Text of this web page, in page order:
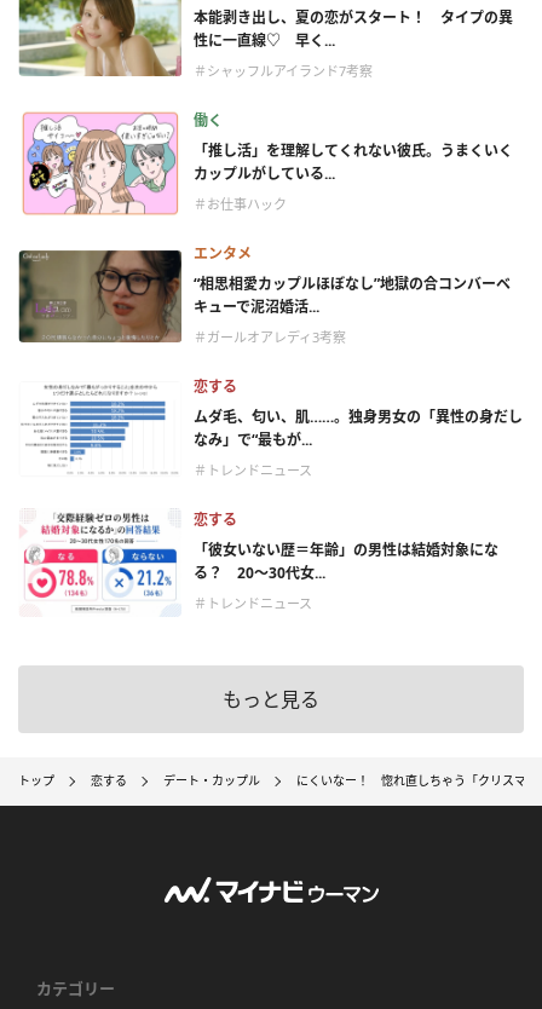
本能剥き出し、夏の恋がスタート！ タイプの異
性に一直線♡ 早く...
＃シャッフルアイランド7考察
働く
「推し活」を理解してくれない彼氏。うまくいく
カップルがしている...
＃お仕事ハック
エンタメ
“相思相愛カップルほぼなし”地獄の合コンバーベ
キューで泥沼婚活...
＃ガールオアレディ3考察
恋する
ムダ毛、匂い、肌……。独身男女の「異性の身だし
なみ」で“最もが...
＃トレンドニュース
恋する
「彼女いない歴＝年齢」の男性は結婚対象にな
る？ 20〜30代女...
＃トレンドニュース
もっと見る
トップ 恋する デート・カップル にくいなー！ 惚れ直しちゃう「クリスマス
カテゴリー